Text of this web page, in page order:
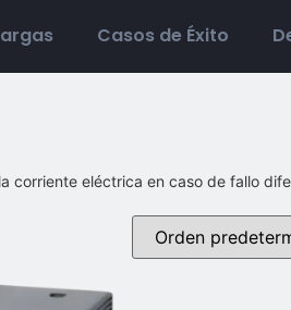
Casos de Éxito
corriente eléctrica en caso de fallo